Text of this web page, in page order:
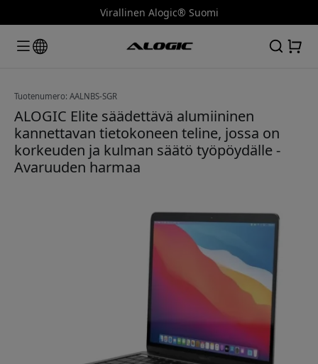
Virallinen Alogic® Suomi
Tuotenumero: AALNBS-SGR
ALOGIC Elite säädettävä alumiininen
kannettavan tietokoneen teline, jossa on
korkeuden ja kulman säätö työpöydälle -
Avaruuden harmaa